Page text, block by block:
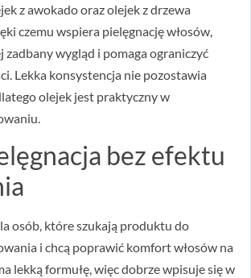
z awokado oraz olejek z drzewa
czemu wspiera pielęgnację włosów,
zadbany wygląd i pomaga ograniczyć
Lekka konsystencja nie pozostawia
olejek jest praktyczny w
bez efektu
osób, które szukają produktu do
i chcą poprawić komfort włosów na
lekką formułę, więc dobrze wpisuje się w